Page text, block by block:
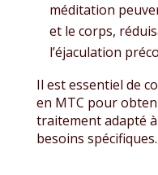
méditation
et le corps,
l’éjaculation
Il est essentiel de
en MTC pour
traitement adapté
besoins spécifiques.